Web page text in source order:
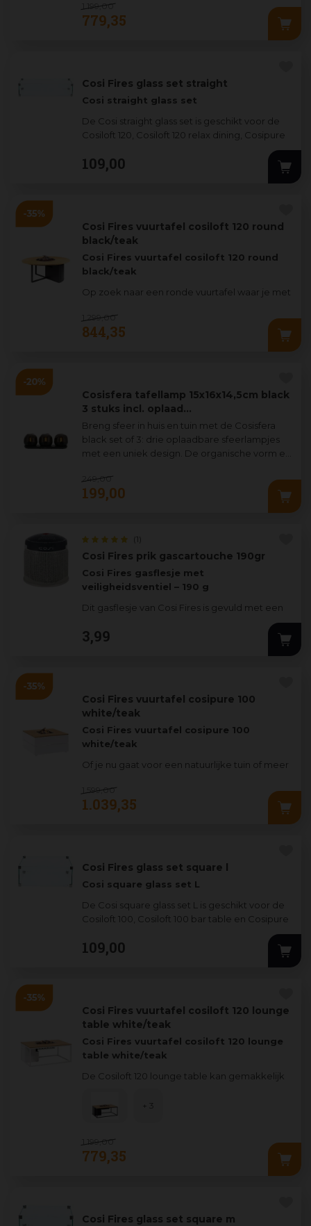
1.199 ,00
779,35
Cosi Fires glass set straight
Cosi straight glass set
De Cosi straight glass set is geschikt voor de
Cosiloft 120, Cosiloft 120 relax dining, Cosipure
109,00
Cosi Fires vuurtafel cosiloft 120 round
black/teak
Cosi Fires vuurtafel cosiloft 120 round
black/teak
Op zoek naar een ronde vuurtafel waar je met
zitten? Dan is
1.299 00
844,35
Cosisfera tafellamp 15x16x14,5cm black
3 stuks incl. oplaad…
Breng sfeer in huis en tuin met de Cosisfera
black set of 3: drie oplaadbare sfeerlampjes
met een uniek design. De organische vorm en
249 ,00
199,00
Cosi Fires prik gascartouche 190gr
(1)
Cosi Fires gasflesje met
veiligheidsventiel – 190 g
Dit gasflesje van Cosi Fires is gevuld met een
butaan/propaanmix en geschikt voor diverse
bu ...
3,99
Cosi Fires vuurtafel cosipure 100
white/teak
Cosi Fires vuurtafel cosipure 100
white/teak
Of je nu gaat voor een natuurlijke tuin of meer
zwart of wit co
1.599 00
1.039,35
Cosi Fires glass set square l
Cosi square glass set L
De Cosi square glass set L is geschikt voor de
Cosiloft 100, Cosiloft 100 bar table en Cosipure
Alle glassets voor
109,00
Cosi Fires vuurtafel cosiloft 120 lounge
table white/teak
Cosi Fires vuurtafel cosiloft 120 lounge
table white/teak
De Cosiloft 120 lounge table kan gemakkelijk
lounge s
1.199 ,00
779,35
+ 3
Cosi Fires glass set square m